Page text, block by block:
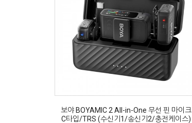
보야 BOYAMIC 2 All-in-One 무선 핀 마이크
C타입/TRS (수신기1/송신기2/충전케이스)